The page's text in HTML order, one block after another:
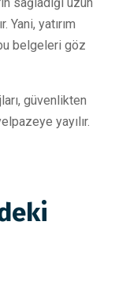
Yani, yatırım
belgeleri göz
güvenlikten
yayılır.